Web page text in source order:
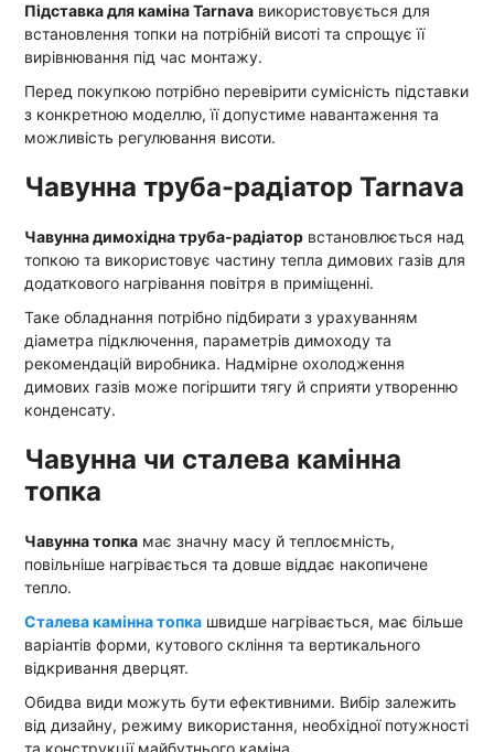
Підставка для каміна Tarnava використовується для
встановлення топки на потрібній висоті та спрощує її
вирівнювання під час монтажу.
Перед покупкою потрібно перевірити сумісність підставки
з конкретною моделлю, її допустиме навантаження та
можливість регулювання висоти.
Чавунна труба-радіатор Tarnava
Чавунна димохідна труба-радіатор встановлюється над
топкою та використовує частину тепла димових газів для
додаткового нагрівання повітря в приміщенні.
Таке обладнання потрібно підбирати з урахуванням
діаметра підключення, параметрів димоходу та
рекомендацій виробника. Надмірне охолодження
димових газів може погіршити тягу й сприяти утворенню
конденсату.
Чавунна чи сталева камінна
топка
Чавунна топка має значну масу й теплоємність,
повільніше нагрівається та довше віддає накопичене
тепло.
Сталева камінна топка швидше нагрівається, має більше
варіантів форми, кутового скління та вертикального
відкривання дверцят.
Обидва види можуть бути ефективними. Вибір залежить
від дизайну, режиму використання, необхідної потужності
та конструкції майбутнього каміна.